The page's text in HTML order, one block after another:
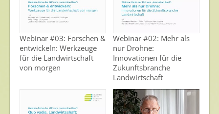
Webinar #03: Forschen &
entwickeln: Werkzeuge
für die Landwirtschaft
von morgen
Webinar #02: Mehr als
nur Drohne:
Innovationen für die
Zukunftsbranche
Landwirtschaft